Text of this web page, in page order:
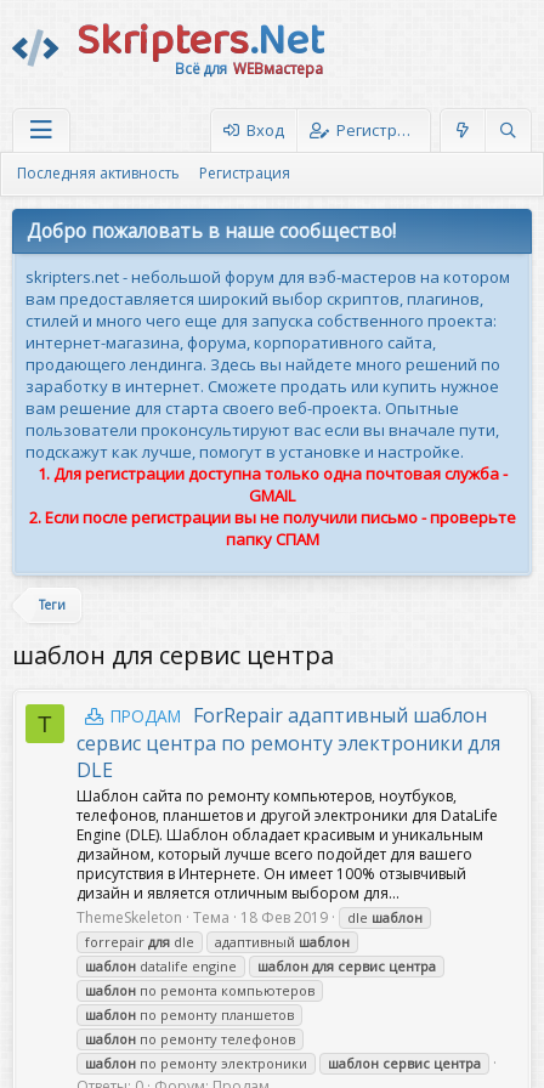
Skripters.Net
Всё для WEBмастера
Вход Регистрация
Последняя активность Регистрация
Добро пожаловать в наше сообщество!
skripters.net - небольшой форум для вэб-мастеров на котором
вам предоставляется широкий выбор скриптов, плагинов,
стилей и много чего еще для запуска собственного проекта:
интернет-магазина, форума, корпоративного сайта,
продающего лендинга. Здесь вы найдете много решений по
заработку в интернет. Сможете продать или купить нужное
вам решение для старта своего веб-проекта. Опытные
пользователи проконсультируют вас если вы вначале пути,
подскажут как лучше, помогут в установке и настройке.
1. Для регистрации доступна только одна почтовая служба -
GMAIL
2. Если после регистрации вы не получили письмо - проверьте
папку СПАМ
Теги
шаблон для сервис центра
T ПРОДАМ
ForRepair адаптивный шаблон
сервис центра по ремонту электроники для
DLE
Шаблон сайта по ремонту компьютеров, ноутбуков,
телефонов, планшетов и другой электроники для DataLife
Engine (DLE). Шаблон обладает красивым и уникальным
дизайном, который лучше всего подойдет для вашего
присутствия в Интернете. Он имеет 100% отзывчивый
дизайн и является отличным выбором для...
ThemeSkeleton Тема 18 Фев 2019 dle шаблон
forrepair для dle адаптивный шаблон
шаблон datalife engine шаблон для сервис центра
шаблон по ремонта компьютеров
шаблон по ремонту планшетов
шаблон по ремонту телефонов
шаблон по ремонту электроники шаблон сервис центра